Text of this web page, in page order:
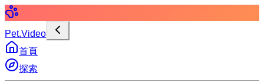
Pet.Video
首頁
探索